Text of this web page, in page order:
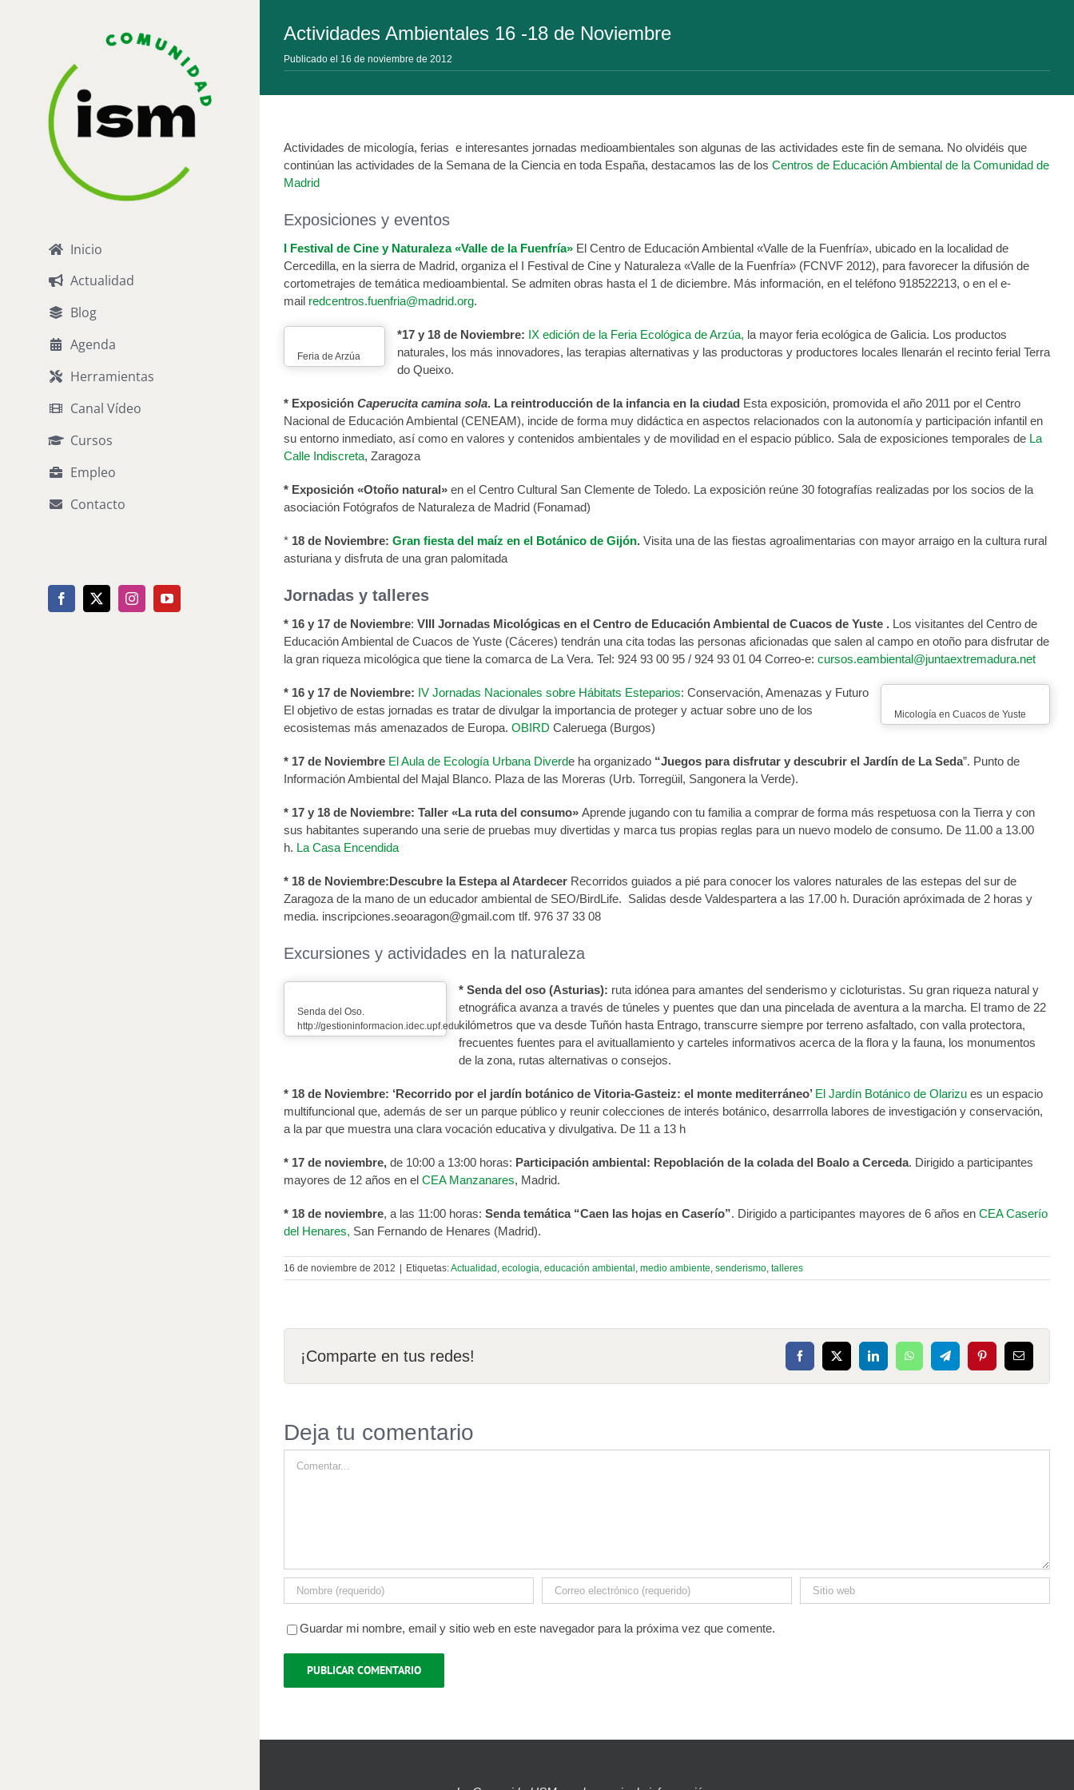
Inicio
Actualidad
Blog
Agenda
Herramientas
Canal Vídeo
Cursos
Empleo
Contacto
Facebook
X InstagramYouTube
Actividades Ambientales 16 -18 de Noviembre
Publicado el 16 de noviembre de 2012
Actividades de micología, ferias e interesantes jornadas medioambientales son algunas de las actividades este fin de semana. No olvidéis que
continúan las actividades de la Semana de la Ciencia en toda España, destacamos las de los Centros de Educación Ambiental de la Comunidad de
Madrid
Exposiciones y eventos
I Festival de Cine y Naturaleza «Valle de la Fuenfría» El Centro de Educación Ambiental «Valle de la Fuenfría», ubicado en la localidad de
Cercedilla, en la sierra de Madrid, organiza el I Festival de Cine y Naturaleza «Valle de la Fuenfría» (FCNVF 2012), para favorecer la difusión de
cortometrajes de temática medioambiental. Se admiten obras hasta el 1 de diciembre. Más información, en el teléfono 918522213, o en el e-
mail redcentros.fuenfria@madrid.org.
Feria de Arzúa
*17 y 18 de Noviembre: IX edición de la Feria Ecológica de Arzúa, la mayor feria ecológica de Galicia. Los productos
naturales, los más innovadores, las terapias alternativas y las productoras y productores locales llenarán el recinto ferial Terra
do Queixo.
* Exposición Caperucita camina sola. La reintroducción de la infancia en la ciudad Esta exposición, promovida el año 2011 por el Centro
Nacional de Educación Ambiental (CENEAM), incide de forma muy didáctica en aspectos relacionados con la autonomía y participación infantil en
su entorno inmediato, así como en valores y contenidos ambientales y de movilidad en el espacio público. Sala de exposiciones temporales de La
Calle Indiscreta, Zaragoza
* Exposición «Otoño natural» en el Centro Cultural San Clemente de Toledo. La exposición reúne 30 fotografías realizadas por los socios de la
asociación Fotógrafos de Naturaleza de Madrid (Fonamad)
* 18 de Noviembre: Gran fiesta del maíz en el Botánico de Gijón. Visita una de las fiestas agroalimentarias con mayor arraigo en la cultura rural
asturiana y disfruta de una gran palomitada
Jornadas y talleres
* 16 y 17 de Noviembre: VIII Jornadas Micológicas en el Centro de Educación Ambiental de Cuacos de Yuste . Los visitantes del Centro de
Educación Ambiental de Cuacos de Yuste (Cáceres) tendrán una cita todas las personas aficionadas que salen al campo en otoño para disfrutar de
la gran riqueza micológica que tiene la comarca de La Vera. Tel: 924 93 00 95 / 924 93 01 04 Correo-e: cursos.eambiental@juntaextremadura.net
Micología en Cuacos de Yuste
* 16 y 17 de Noviembre: IV Jornadas Nacionales sobre Hábitats Esteparios: Conservación, Amenazas y Futuro
El objetivo de estas jornadas es tratar de divulgar la importancia de proteger y actuar sobre uno de los
ecosistemas más amenazados de Europa. OBIRD Caleruega (Burgos)
* 17 de Noviembre El Aula de Ecología Urbana Diverde ha organizado “Juegos para disfrutar y descubrir el Jardín de La Seda”. Punto de
Información Ambiental del Majal Blanco. Plaza de las Moreras (Urb. Torregüil, Sangonera la Verde).
* 17 y 18 de Noviembre: Taller «La ruta del consumo» Aprende jugando con tu familia a comprar de forma más respetuosa con la Tierra y con
sus habitantes superando una serie de pruebas muy divertidas y marca tus propias reglas para un nuevo modelo de consumo. De 11.00 a 13.00
h. La Casa Encendida
* 18 de Noviembre:Descubre la Estepa al Atardecer Recorridos guiados a pié para conocer los valores naturales de las estepas del sur de
Zaragoza de la mano de un educador ambiental de SEO/BirdLife. Salidas desde Valdespartera a las 17.00 h. Duración apróximada de 2 horas y
media. inscripciones.seoaragon@gmail.com tlf. 976 37 33 08
Excursiones y actividades en la naturaleza
Senda del Oso.
http://gestioninformacion.idec.upf.edu
* Senda del oso (Asturias): ruta idónea para amantes del senderismo y cicloturistas. Su gran riqueza natural y
etnográfica avanza a través de túneles y puentes que dan una pincelada de aventura a la marcha. El tramo de 22
kilómetros que va desde Tuñón hasta Entrago, transcurre siempre por terreno asfaltado, con valla protectora,
frecuentes fuentes para el avituallamiento y carteles informativos acerca de la flora y la fauna, los monumentos
de la zona, rutas alternativas o consejos.
* 18 de Noviembre: ‘Recorrido por el jardín botánico de Vitoria-Gasteiz: el monte mediterráneo’ El Jardín Botánico de Olarizu es un espacio
multifuncional que, además de ser un parque público y reunir colecciones de interés botánico, desarrrolla labores de investigación y conservación,
a la par que muestra una clara vocación educativa y divulgativa. De 11 a 13 h
* 17 de noviembre, de 10:00 a 13:00 horas: Participación ambiental: Repoblación de la colada del Boalo a Cerceda. Dirigido a participantes
mayores de 12 años en el CEA Manzanares, Madrid.
* 18 de noviembre, a las 11:00 horas: Senda temática “Caen las hojas en Caserío”. Dirigido a participantes mayores de 6 años en CEA Caserío
del Henares, San Fernando de Henares (Madrid).
16 de noviembre de 2012 Etiquetas:Actualidad , ecologia, educación ambiental , medio ambiente, senderismo, talleres
¡Comparte en tus redes! Facebook
X LinkedInWhatsAppTelegramPinterestCorreo
electrónico
Deja tu comentario
Guardar mi nombre, email y sitio web en este navegador para la próxima vez que comente.